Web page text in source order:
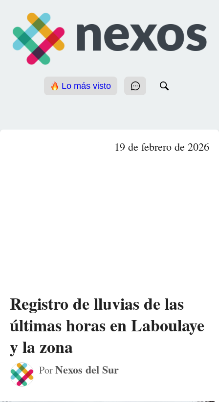
Lo más visto
19 de febrero de 2026
Registro de lluvias de las
últimas horas en Laboulaye
y la zona
PorNexos del Sur